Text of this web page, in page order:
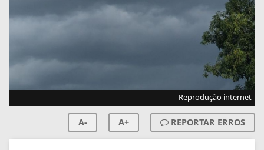
Reprodução internet
A- A+ REPORTAR ERROS